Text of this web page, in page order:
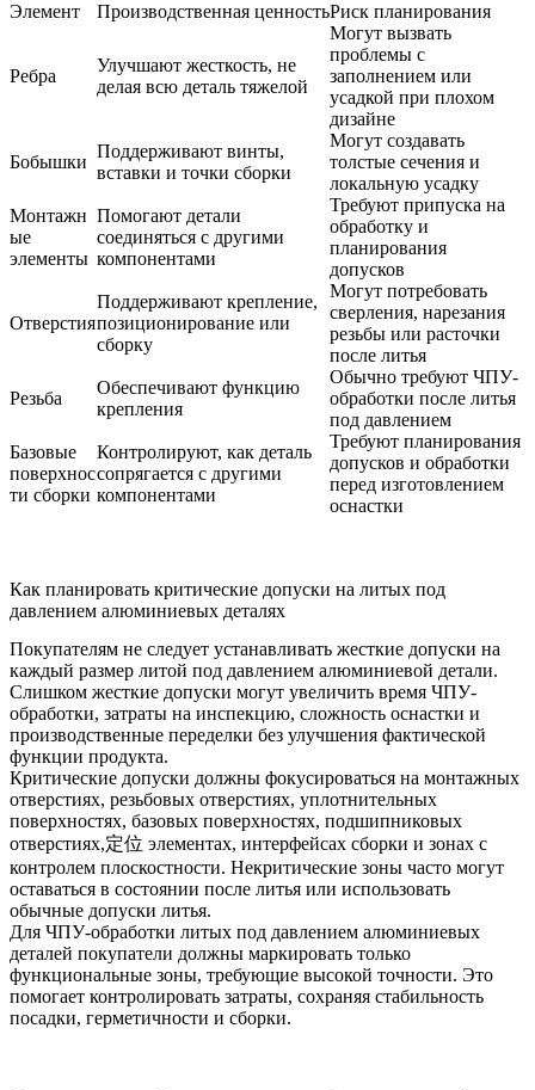
Элемент Производственная ценностьРиск планирования
Ребра
Улучшают жесткость, не
делая всю деталь тяжелой
Могут вызвать
проблемы с
заполнением или
усадкой при плохом
дизайне
Бобышки
Поддерживают винты,
вставки и точки сборки
Могут создавать
толстые сечения и
локальную усадку
Монтажн
ые
элементы
Помогают детали
соединяться с другими
компонентами
Требуют припуска на
обработку и
планирования
допусков
Отверстия
Поддерживают крепление,
позиционирование или
сборку
Могут потребовать
сверления, нарезания
резьбы или расточки
после литья
Резьба
Обеспечивают функцию
крепления
Обычно требуют ЧПУ-
обработки после литья
под давлением
Базовые
поверхнос
ти сборки
Контролируют, как деталь
сопрягается с другими
компонентами
Требуют планирования
допусков и обработки
перед изготовлением
оснастки
Как планировать критические допуски на литых под
давлением алюминиевых деталях
Покупателям не следует устанавливать жесткие допуски на
каждый размер литой под давлением алюминиевой детали.
Слишком жесткие допуски могут увеличить время ЧПУ-
обработки, затраты на инспекцию, сложность оснастки и
производственные переделки без улучшения фактической
функции продукта.
Критические допуски должны фокусироваться на монтажных
отверстиях, резьбовых отверстиях, уплотнительных
поверхностях, базовых поверхностях, подшипниковых
отверстиях,定位 элементах, интерфейсах сборки и зонах с
контролем плоскостности. Некритические зоны часто могут
оставаться в состоянии после литья или использовать
обычные допуски литья.
Для ЧПУ-обработки литых под давлением алюминиевых
деталей покупатели должны маркировать только
функциональные зоны, требующие высокой точности. Это
помогает контролировать затраты, сохраняя стабильность
посадки, герметичности и сборки.